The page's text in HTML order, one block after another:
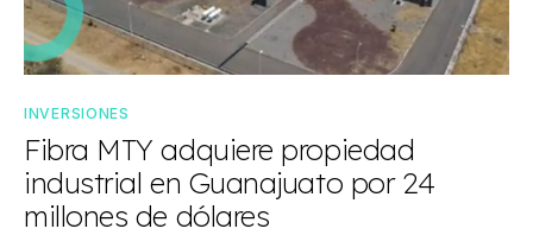
INVERSIONES
Fibra MTY adquiere propiedad
industrial en Guanajuato por 24
millones de dólares